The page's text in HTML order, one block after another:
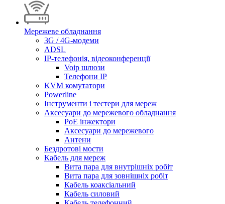
Мережеве обладнання
3G / 4G-модеми
ADSL
IP-телефонія, відеоконференції
Voip шлюзи
Телефони IP
KVM комутатори
Powerline
Інструменти і тестери для мереж
Аксесуари до мережевого обладнання
PoE інжектори
Аксесуари до мережевого
Антени
Бездротові мости
Кабель для мереж
Вита пара для внутрішніх робіт
Вита пара для зовнішніх робіт
Кабель коаксіальний
Кабель силовий